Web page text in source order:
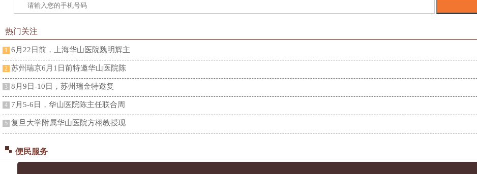
热门关注
1 6月22日前，上海华山医院魏明辉主
2 苏州瑞京6月1日前特邀华山医院陈
3 ​​8月9日-10日，苏州瑞金特邀复
4 7月5-6日，华山医院陈主任联合周
5 复旦大学附属华山医院方栩教授现
便民服务